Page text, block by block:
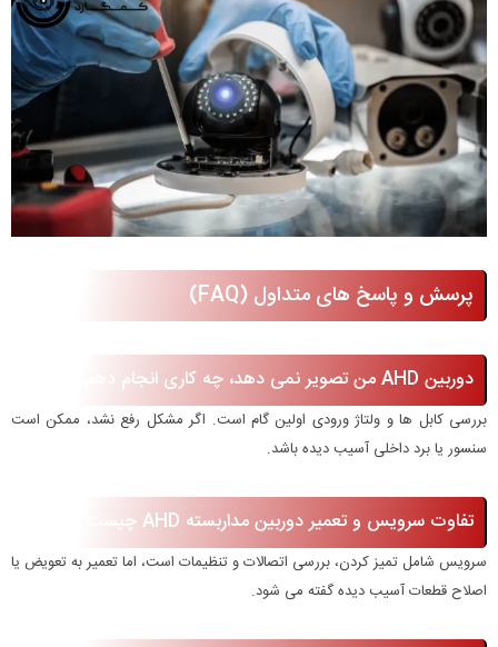
پرسش و پاسخ های متداول (FAQ)
دوربین AHD من تصویر نمی دهد، چه کاری انجام دهم؟
بررسی کابل ها و ولتاژ ورودی اولین گام است. اگر مشکل رفع نشد، ممکن است
سنسور یا برد داخلی آسیب دیده باشد.
تفاوت سرویس و تعمیر دوربین مداربسته AHD چیست؟
سرویس شامل تمیز کردن، بررسی اتصالات و تنظیمات است، اما تعمیر به تعویض یا
اصلاح قطعات آسیب دیده گفته می شود.